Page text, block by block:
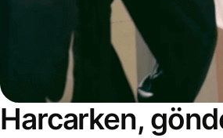
Harcarken,